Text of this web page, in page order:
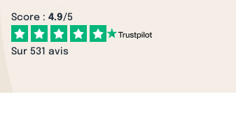
Score : 4.9/5
Sur 531 avis